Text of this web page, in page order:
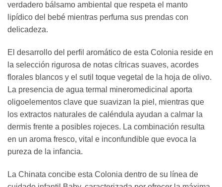
verdadero bálsamo ambiental que respeta el manto
lipídico del bebé mientras perfuma sus prendas con
delicadeza.
El desarrollo del perfil aromático de esta Colonia reside en
la selección rigurosa de notas cítricas suaves, acordes
florales blancos y el sutil toque vegetal de la hoja de olivo.
La presencia de agua termal mineromedicinal aporta
oligoelementos clave que suavizan la piel, mientras que
los extractos naturales de caléndula ayudan a calmar la
dermis frente a posibles rojeces. La combinación resulta
en un aroma fresco, vital e inconfundible que evoca la
pureza de la infancia.
La Chinata concibe esta Colonia dentro de su línea de